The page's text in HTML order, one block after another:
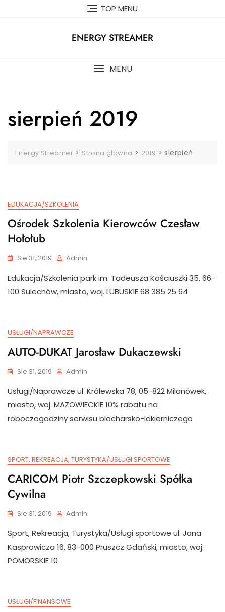
TOP MENU
ENERGY STREAMER
MENU
sierpień 2019
Energy Streamer > Strona główna > 2019 >sierpień
EDUKACJA/SZKOLENIA
Ośrodek Szkolenia Kierowców Czesław
Hołołub
Sie 31, 2019 Admin
Edukacja/Szkolenia park im. Tadeusza Kościuszki 35, 66-
100 Sulechów, miasto, woj. LUBUSKIE 68 385 25 64
USŁUGI/NAPRAWCZE
AUTO-DUKAT Jarosław Dukaczewski
Sie 31, 2019 Admin
Usługi/Naprawcze ul. Królewska 78, 05-822 Milanówek,
miasto, woj. MAZOWIECKIE 10% rabatu na
roboczogodziny serwisu blacharsko-lakierniczego
SPORT, REKREACJA, TURYSTYKA/USŁUGI SPORTOWE
CARICOM Piotr Szczepkowski Spółka
Cywilna
Sie 31, 2019 Admin
Sport, Rekreacja, Turystyka/Usługi sportowe ul. Jana
Kasprowicza 16, 83-000 Pruszcz Gdański, miasto, woj.
POMORSKIE 10
USŁUGI/FINANSOWE